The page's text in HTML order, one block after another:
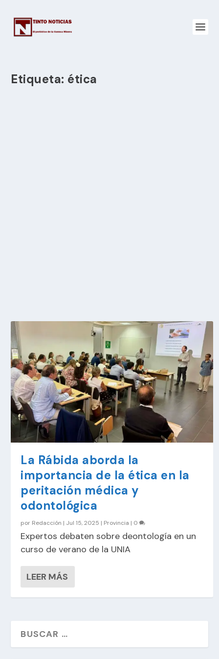
Etiqueta: ética
La Rábida aborda la
importancia de la ética en la
peritación médica y
odontológica
por Redacción | Jul 15, 2025 | Provincia | 0
Expertos debaten sobre deontología en un
curso de verano de la UNIA
LEER MÁS